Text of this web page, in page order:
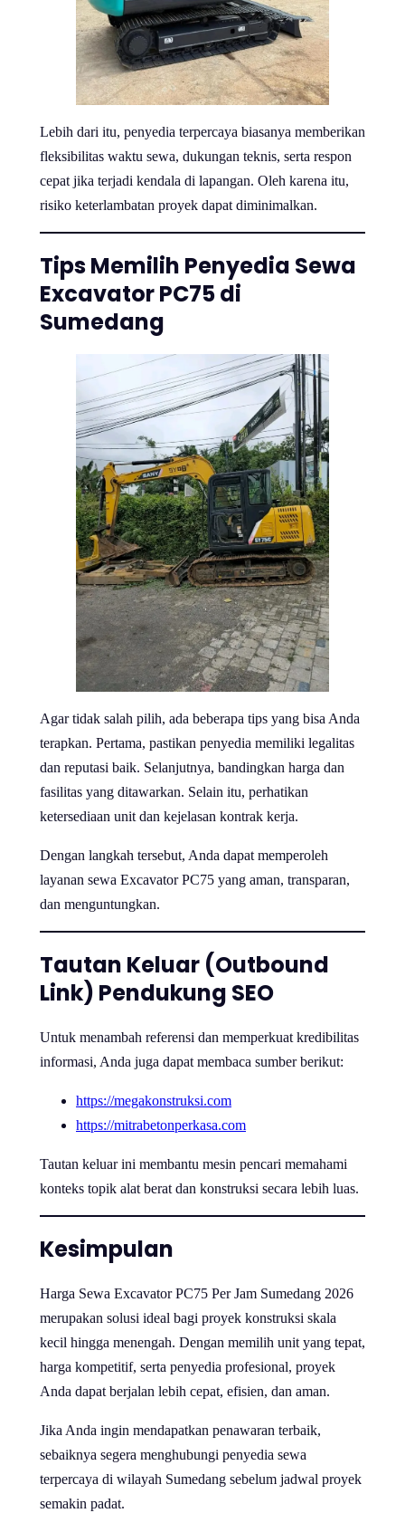
Lebih dari itu, penyedia terpercaya biasanya memberikan
fleksibilitas waktu sewa, dukungan teknis, serta respon
cepat jika terjadi kendala di lapangan. Oleh karena itu,
risiko keterlambatan proyek dapat diminimalkan.
Tips Memilih Penyedia Sewa
Excavator PC75 di
Sumedang
Agar tidak salah pilih, ada beberapa tips yang bisa Anda
terapkan. Pertama, pastikan penyedia memiliki legalitas
dan reputasi baik. Selanjutnya, bandingkan harga dan
fasilitas yang ditawarkan. Selain itu, perhatikan
ketersediaan unit dan kejelasan kontrak kerja.
Dengan langkah tersebut, Anda dapat memperoleh
layanan sewa Excavator PC75 yang aman, transparan,
dan menguntungkan.
Tautan Keluar (Outbound
Link) Pendukung SEO
Untuk menambah referensi dan memperkuat kredibilitas
informasi, Anda juga dapat membaca sumber berikut:
https://megakonstruksi.com
https://mitrabetonperkasa.com
Tautan keluar ini membantu mesin pencari memahami
konteks topik alat berat dan konstruksi secara lebih luas.
Kesimpulan
Harga Sewa Excavator PC75 Per Jam Sumedang 2026
merupakan solusi ideal bagi proyek konstruksi skala
kecil hingga menengah. Dengan memilih unit yang tepat,
harga kompetitif, serta penyedia profesional, proyek
Anda dapat berjalan lebih cepat, efisien, dan aman.
Jika Anda ingin mendapatkan penawaran terbaik,
sebaiknya segera menghubungi penyedia sewa
terpercaya di wilayah Sumedang sebelum jadwal proyek
semakin padat.